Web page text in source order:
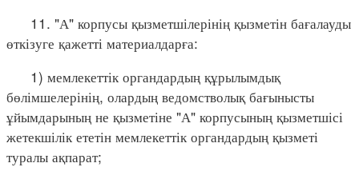
11. "А" корпусы қызметшілерінің қызметін бағалауды
өткізуге қажетті материалдарға:
1) мемлекеттік органдардың құрылымдық
бөлімшелерінің, олардың ведомстволық бағынысты
ұйымдарының не қызметіне "А" корпусының қызметшісі
жетекшілік ететін мемлекеттік органдардың қызметі
туралы ақпарат;